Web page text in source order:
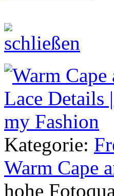
Kategorie:
Warm Cape
hohe